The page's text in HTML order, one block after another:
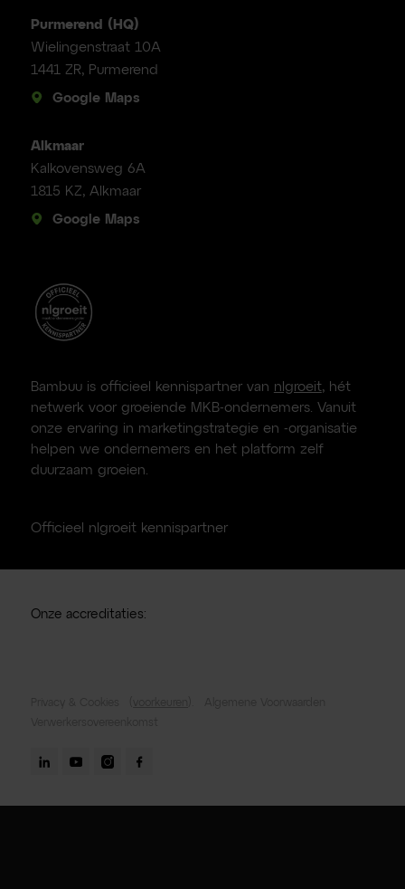
Purmerend (HQ)
Wielingenstraat 10A
1441 ZR, Purmerend
Google Maps
Alkmaar
Kalkovensweg 6A
1815 KZ, Alkmaar
Google Maps
Bambuu is officieel kennispartner van nlgroeit, hét
netwerk voor groeiende MKB-ondernemers. Vanuit
onze ervaring in marketingstrategie en -organisatie
helpen we ondernemers en het platform zelf
duurzaam groeien.
Officieel nlgroeit kennispartner
Onze accreditaties: